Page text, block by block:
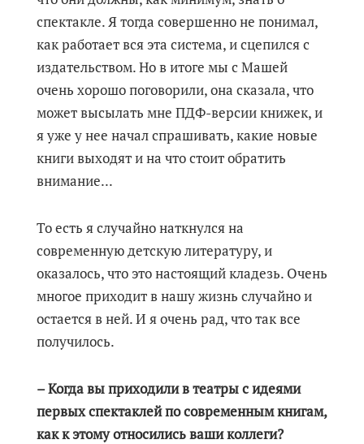
спектакле. Я тогда совершенно не понимал,
как работает вся эта система, и сцепился с
издательством. Но в итоге мы с Машей
очень хорошо поговорили, она сказала, что
может высылать мне ПДФ-версии книжек, и
я уже у нее начал спрашивать, какие новые
книги выходят и на что стоит обратить
внимание...
То есть я случайно наткнулся на
современную детскую литературу, и
оказалось, что это настоящий кладезь. Очень
многое приходит в нашу жизнь случайно и
остается в ней. И я очень рад, что так все
получилось.
– Когда вы приходили в театры с идеями
первых спектаклей по современным книгам,
как к этому относились ваши коллеги?